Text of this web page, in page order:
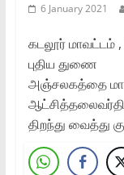
6 January 2021
கடலூர் மாவட்டம்
புதிய துணை
அஞ்சலகத்தை
திறந்து வைத்து